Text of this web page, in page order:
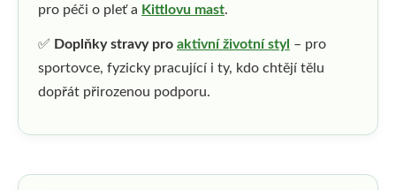
pro péči o pleť a Kittlovu mast.
✅ Doplňky stravy pro aktivní životní styl – pro
sportovce, fyzicky pracující i ty, kdo chtějí tělu
dopřát přirozenou podporu.